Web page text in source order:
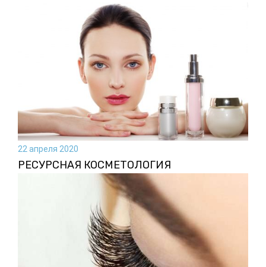
22 апреля 2020
РЕСУРСНАЯ КОСМЕТОЛОГИЯ